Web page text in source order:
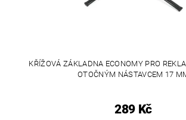
KŘÍŽOVÁ ZÁKLADNA ECONOMY PRO
OTOČNÝM NÁSTAVCEM 17
289 Kč